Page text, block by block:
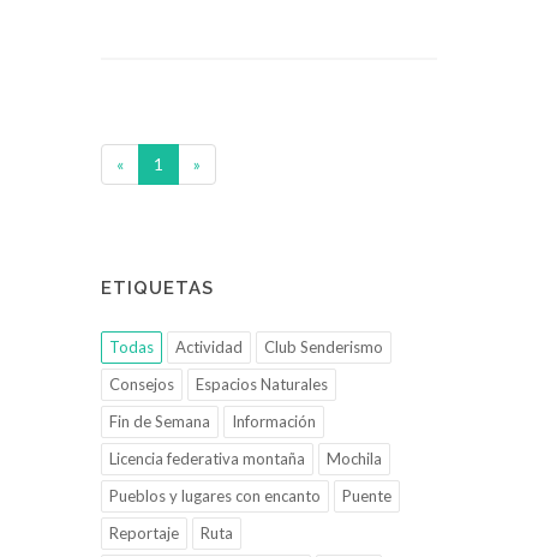
« 1 »
ETIQUETAS
Todas Actividad
Club Senderismo
Consejos
Espacios Naturales
Fin de Semana
Información
Licencia federativa montaña
Mochila
Pueblos y lugares con encanto
Puente
Reportaje
Ruta